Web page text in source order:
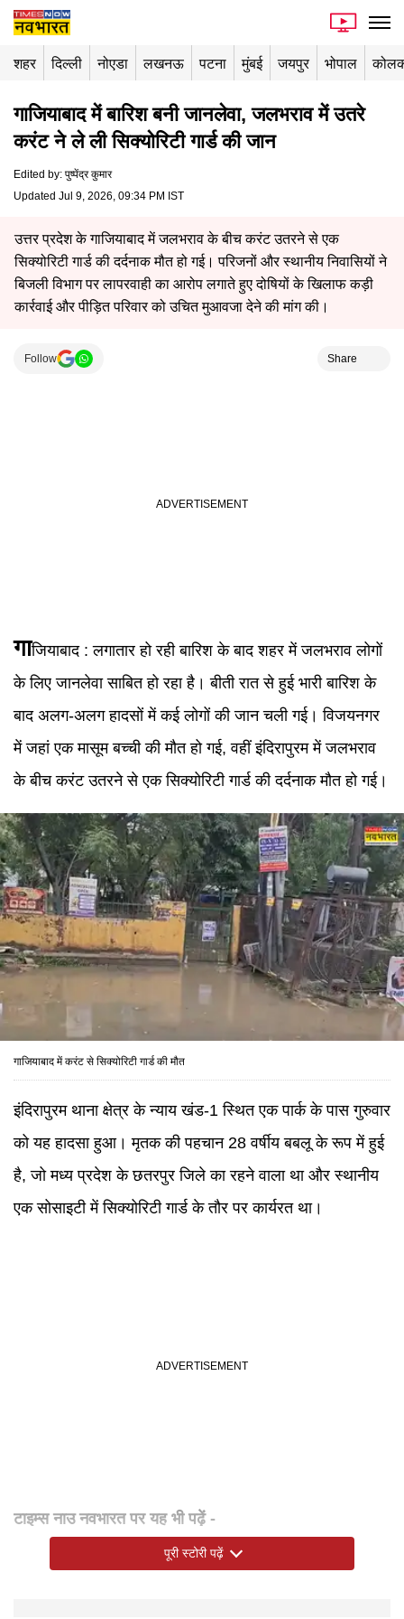
शहर दिल्ली नोएडा लखनऊ पटना मुंबई जयपुर भोपाल
गाजियाबाद में बारिश बनी जानलेवा, जलभराव में उतरे
करंट ने ले ली सिक्योरिटी गार्ड की जान
Edited by: पुष्पेंद्र कुमार
Updated Jul 9, 2026, 09:34 PM IST
उत्तर प्रदेश के गाजियाबाद में जलभराव के बीच करंट उतरने से एक
सिक्योरिटी गार्ड की दर्दनाक मौत हो गई। परिजनों और स्थानीय निवासियों ने
बिजली विभाग पर लापरवाही का आरोप लगाते हुए दोषियों के खिलाफ कड़ी
कार्रवाई और पीड़ित परिवार को उचित मुआवजा देने की मांग की।
Follow Share
गाजियाबाद : लगातार हो रही बारिश के बाद शहर में जलभराव लोगों
के लिए जानलेवा साबित हो रहा है। बीती रात से हुई भारी बारिश के
बाद अलग-अलग हादसों में कई लोगों की जान चली गई। विजयनगर
में जहां एक मासूम बच्ची की मौत हो गई, वहीं इंदिरापुरम में जलभराव
के बीच करंट उतरने से एक सिक्योरिटी गार्ड की दर्दनाक मौत हो गई।
गाजियाबाद में करंट से सिक्योरिटी गार्ड की मौत
इंदिरापुरम थाना क्षेत्र के न्याय खंड-1 स्थित एक पार्क के पास गुरुवार
को यह हादसा हुआ। मृतक की पहचान 28 वर्षीय बबलू के रूप में हुई
है, जो मध्य प्रदेश के छतरपुर जिले का रहने वाला था और स्थानीय
एक सोसाइटी में सिक्योरिटी गार्ड के तौर पर कार्यरत था।
टाइम्स नाउ नवभारत पर यह भी पढ़ें -
गाजियाबाद में भारी बारिश से जलभराव, पानी में डूबने से मासूम बच्ची
पूरी स्टोरी पढ़ें